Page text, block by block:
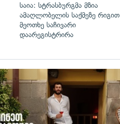
საია: სტრასბურგმა მზია
ამაღლობელის საქმეზე რიგით
მეოთხე საჩივარი
დაარეგისტრირა